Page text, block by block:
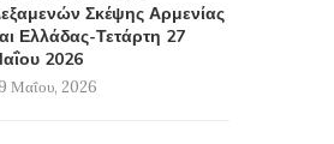
Σκέψης Αρμενίας
Ελλάδας-Τετάρτη 27
2026
Μαΐου, 2026